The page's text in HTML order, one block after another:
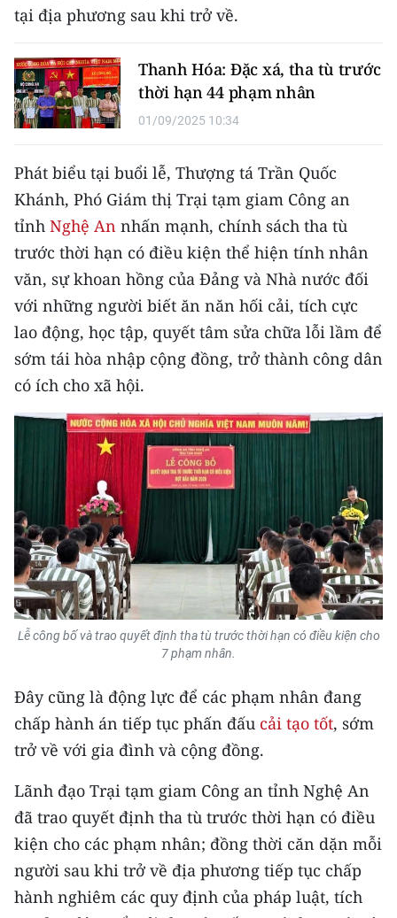
MEDIA CENTER
E-Magazine
Video
Media Chính trị
Media Kinh tế
Media Văn hóa
Media Xã hội
Media Pháp luật
Media Du lịch
Media Thế giới
Media Giáo dục
Media Y tế
Media Khoa học - Công nghệ
Media Môi trường
Ảnh
Infographic
TIN MỚI
TIN ĐỊA PHƯƠNG
Đồng bằng sông Hồng
Bắc Trung Bộ
Duyên hải Nam Trung Bộ và Tây
tại địa phương sau khi trở về.
Thanh Hóa: Đặc xá, tha tù trước
thời hạn 44 phạm nhân
01/09/2025 10:34
Phát biểu tại buổi lễ, Thượng tá Trần Quốc
Khánh, Phó Giám thị Trại tạm giam Công an
tỉnh Nghệ An nhấn mạnh, chính sách tha tù
trước thời hạn có điều kiện thể hiện tính nhân
văn, sự khoan hồng của Đảng và Nhà nước đối
với những người biết ăn năn hối cải, tích cực
lao động, học tập, quyết tâm sửa chữa lỗi lầm để
sớm tái hòa nhập cộng đồng, trở thành công dân
có ích cho xã hội.
Lễ công bố và trao quyết định tha tù trước thời hạn có điều kiện cho
7 phạm nhân.
Đây cũng là động lực để các phạm nhân đang
chấp hành án tiếp tục phấn đấu cải tạo tốt, sớm
trở về với gia đình và cộng đồng.
Lãnh đạo Trại tạm giam Công an tỉnh Nghệ An
đã trao quyết định tha tù trước thời hạn có điều
kiện cho các phạm nhân; đồng thời căn dặn mỗi
người sau khi trở về địa phương tiếp tục chấp
hành nghiêm các quy định của pháp luật, tích